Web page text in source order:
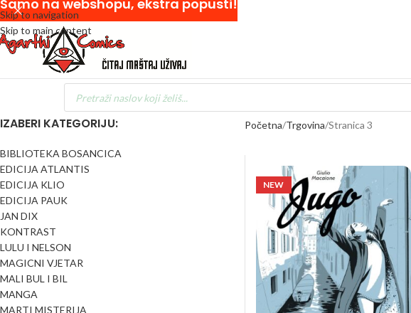
Skip to navigation
Skip to main content
IZABERI KATEGORIJU:
BIBLIOTEKA BOSANCICA
EDICIJA ATLANTIS
EDICIJA KLIO
EDICIJA PAUK
JAN DIX
KONTRAST
LULU I NELSON
MAGICNI VJETAR
MALI BUL I BIL
MANGA
MARTI MISTERIJA
Početna Trgovina Stranica 3
NEW
Samo na webshopu, ekstra popusti!